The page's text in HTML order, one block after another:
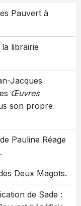
Pauvert à
librairie
Jacques
Œuvres
son propre
Pauline Réage
Deux Magots.
de Sade :